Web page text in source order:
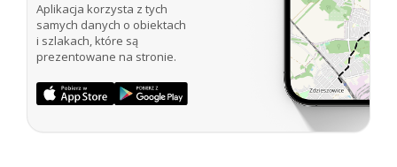
Aplikacja korzysta z tych
samych danych o obiektach
i szlakach, które są
prezentowane na stronie.